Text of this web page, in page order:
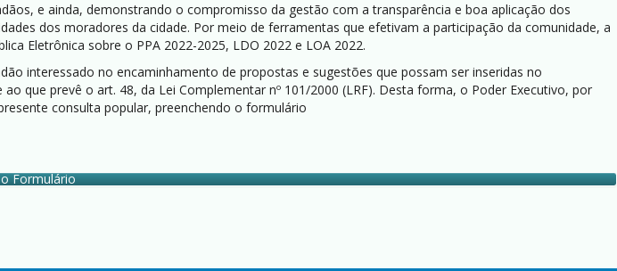
e ainda, demonstrando o compromisso da gestão com a transparência e boa aplicação dos
dos moradores da cidade. Por meio de ferramentas que efetivam a participação da comunidade, a
Eletrônica sobre o PPA 2022-2025, LDO 2022 e LOA 2022.
interessado no encaminhamento de propostas e sugestões que possam ser inseridas no
que prevê o art. 48, da Lei Complementar nº 101/2000 (LRF). Desta forma, o Poder Executivo, por
consulta popular, preenchendo o formulário
Formulário